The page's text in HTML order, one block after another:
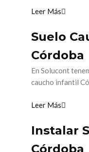
Leer Más
Suelo
Córdoba
En Solucont
caucho infantil
Leer Más
Instalar
Córdoba